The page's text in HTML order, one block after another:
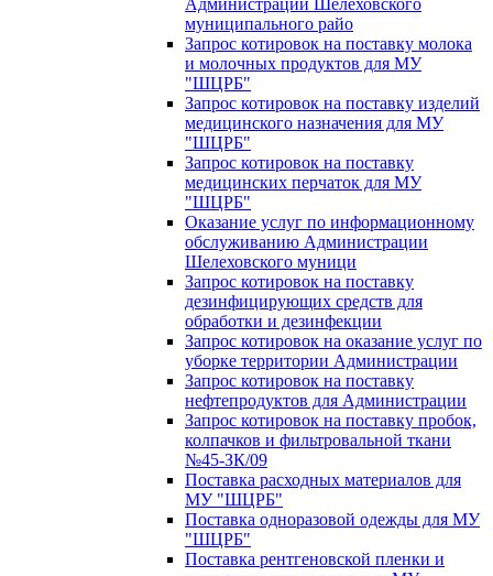
муниципального райо
Запрос котировок на поставку молока
и молочных продуктов для МУ
"ШЦРБ"
Запрос котировок на поставку изделий
медицинского назначения для МУ
"ШЦРБ"
Запрос котировок на поставку
медицинских перчаток для МУ
"ШЦРБ"
Оказание услуг по информационному
обслуживанию Администрации
Шелеховского муници
Запрос котировок на поставку
дезинфицирующих средств для
обработки и дезинфекции
Запрос котировок на оказание услуг по
уборке территории Администрации
Запрос котировок на поставку
нефтепродуктов для Администрации
Запрос котировок на поставку пробок,
колпачков и фильтровальной ткани
№45-ЗК/09
Поставка расходных материалов для
МУ "ШЦРБ"
Поставка одноразовой одежды для МУ
"ШЦРБ"
Поставка рентгеновской пленки и